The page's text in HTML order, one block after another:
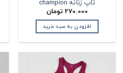
270.000 تومان
افزودن به سبد خرید